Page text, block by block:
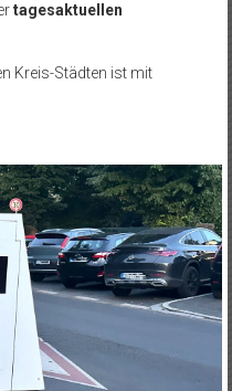
tagesaktuellen
Kreis-Städten ist mit